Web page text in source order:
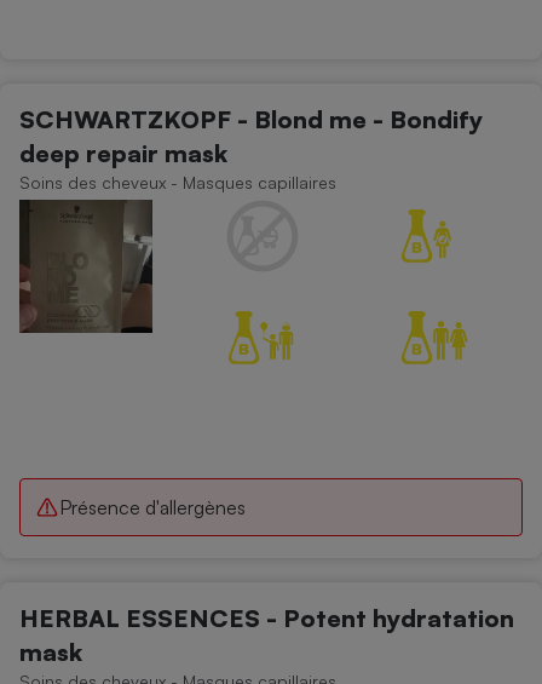
SCHWARTZKOPF - Blond me - Bondify
deep repair mask
Soins des cheveux - Masques capillaires
Présence d'allergènes
HERBAL ESSENCES - Potent hydratation
mask